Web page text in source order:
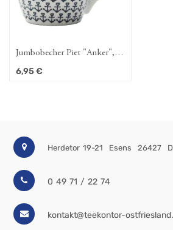
Jumbobecher Piet "Anker",
dunkelblau, 480ml,
6,95€
Herdetor 19-21 Esens 26427
0 49 71 / 22 74
kontakt@teekontor-